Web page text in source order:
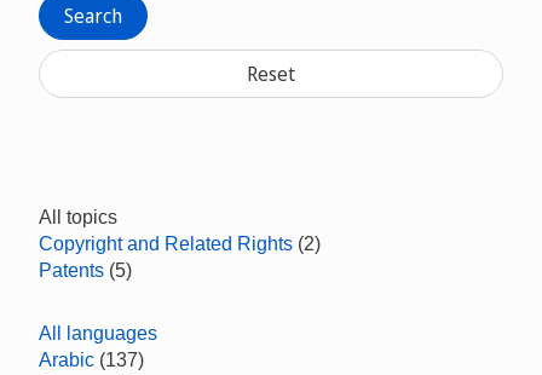
Search
Reset
All topics
Copyright and Related Rights (2)
Patents (5)
All languages
Arabic (137)